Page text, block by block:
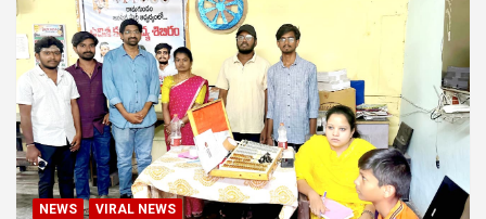
NEWS VIRAL NEWS